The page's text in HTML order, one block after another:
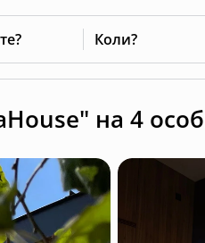
Коли?
на 4